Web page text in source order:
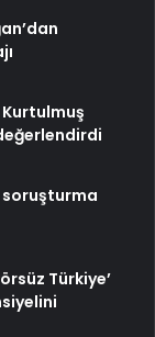
Kurtulmuş
değerlendirdi
soruşturma
Türkiye’